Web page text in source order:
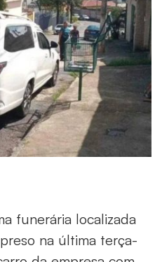
funerária localizada
na última terça-